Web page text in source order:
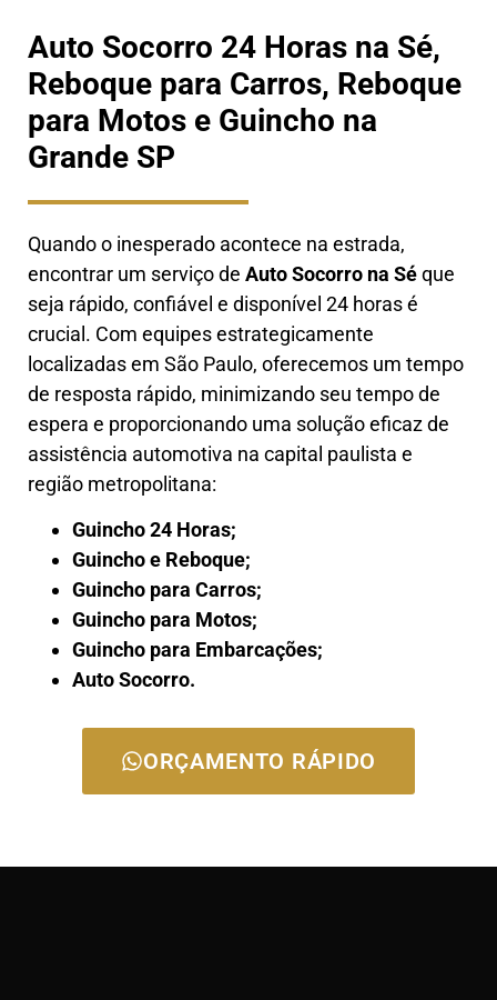
Auto Socorro 24 Horas na Sé,
Reboque para Carros, Reboque
para Motos e Guincho na
Grande SP
Quando o inesperado acontece na estrada,
encontrar um serviço de Auto Socorro na Séque
seja rápido, confiável e disponível 24 horas é
crucial. Com equipes estrategicamente
localizadas em São Paulo, oferecemos um tempo
de resposta rápido, minimizando seu tempo de
espera e proporcionando uma solução eficaz de
assistência automotiva na capital paulista e
região metropolitana:
Guincho 24 Horas;
Guincho e Reboque;
Guincho para Carros;
Guincho para Motos;
Guincho para Embarcações;
Auto Socorro.
ORÇAMENTO RÁPIDO